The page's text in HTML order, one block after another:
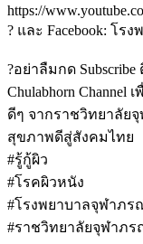
https://
? และ Facebook: โ
?อย่าลืมกด
Chulabhorn
ดีๆ จากราชวิทยาลัย
สุขภาพดีสู่สังคมไทย
#รู้กู้ผิว
#โรคผิวหนัง
#โรงพยาบาลจุฬาภร
#ราชวิทยาลัยจุฬาภ